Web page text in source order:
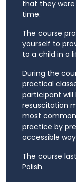
that they
time.
The course
yourself to
to a child in a
During the
practical
participant
resuscitation
most common
practice by
accessible
The course
Polish.